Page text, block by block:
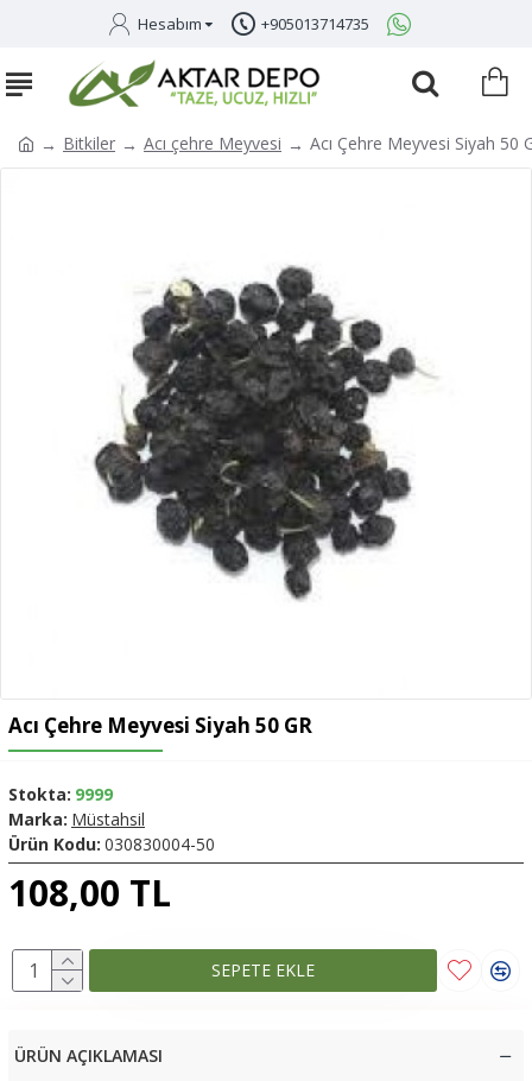
Hesabım +905013714735
Bitkiler Acı çehre Meyvesi Acı Çehre Meyvesi Siyah 50
Acı Çehre Meyvesi Siyah 50 GR
108,00 TL
Stokta: 9999
Marka: Müstahsil
Ürün Kodu: 030830004-50
SEPETE EKLE
ÜRÜN AÇIKLAMASI